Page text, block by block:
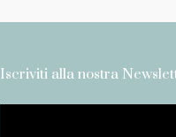
Iscriviti alla nostra